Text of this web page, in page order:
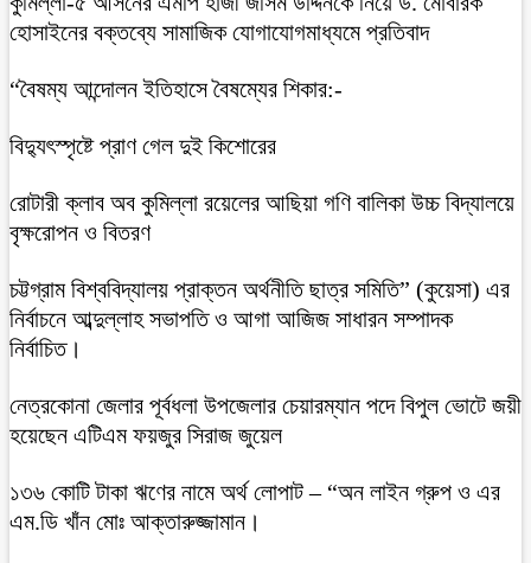
হোসাইনের বক্তব্যে সামাজিক যোগাযোগমাধ্যমে প্রতিবাদ
“বৈষম্য আন্দোলন ইতিহাসে বৈষম্যের শিকার:-
বিদ্যুৎস্পৃষ্টে প্রাণ গেল দুই কিশোরের
রোটারী ক্লাব অব কুমিল্লা রয়েলের আছিয়া গণি বালিকা উচ্চ বিদ্যালয়ে
বৃক্ষরোপন ও বিতরণ
চট্টগ্রাম বিশ্ববিদ্যালয় প্রাক্তন অর্থনীতি ছাত্র সমিতি” (কুয়েসা) এর
নির্বাচনে আব্দুল্লাহ সভাপতি ও আগা আজিজ সাধারন সম্পাদক
নির্বাচিত।
নেত্রকোনা জেলার পূর্বধলা উপজেলার চেয়ারম্যান পদে বিপুল ভোটে জয়ী
হয়েছেন এটিএম ফয়জুর সিরাজ জুয়েল
১৩৬ কোটি টাকা ঋণের নামে অর্থ লোপাট – “অন লাইন গ্রুপ ও এর
এম.ডি খাঁন মোঃ আক্তারুজ্জামান।